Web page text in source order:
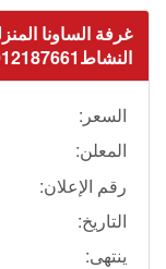
غرفة الساونا
النشاط01012187661
السعر:
المعلن:
رقم الإعلان:
التاريخ:
ينتهى: